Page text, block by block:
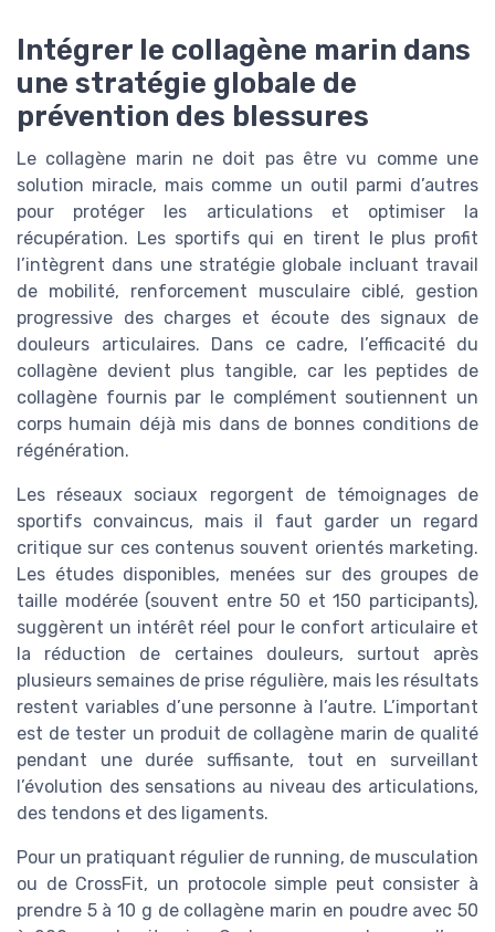
Intégrer le collagène marin dans
une stratégie globale de
prévention des blessures
Le collagène marin ne doit pas être vu comme une
solution miracle, mais comme un outil parmi d’autres
pour protéger les articulations et optimiser la
récupération. Les sportifs qui en tirent le plus profit
l’intègrent dans une stratégie globale incluant travail
de mobilité, renforcement musculaire ciblé, gestion
progressive des charges et écoute des signaux de
douleurs articulaires. Dans ce cadre, l’efficacité du
collagène devient plus tangible, car les peptides de
collagène fournis par le complément soutiennent un
corps humain déjà mis dans de bonnes conditions de
régénération.
Les réseaux sociaux regorgent de témoignages de
sportifs convaincus, mais il faut garder un regard
critique sur ces contenus souvent orientés marketing.
Les études disponibles, menées sur des groupes de
taille modérée (souvent entre 50 et 150 participants),
suggèrent un intérêt réel pour le confort articulaire et
la réduction de certaines douleurs, surtout après
plusieurs semaines de prise régulière, mais les résultats
restent variables d’une personne à l’autre. L’important
est de tester un produit de collagène marin de qualité
pendant une durée suffisante, tout en surveillant
l’évolution des sensations au niveau des articulations,
des tendons et des ligaments.
Pour un pratiquant régulier de running, de musculation
ou de CrossFit, un protocole simple peut consister à
prendre 5 à 10 g de collagène marin en poudre avec 50